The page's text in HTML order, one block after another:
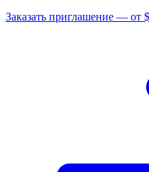
Заказать приглашение — от